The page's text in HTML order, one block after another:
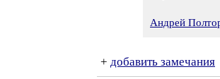
Андрей
+ добавить замечания